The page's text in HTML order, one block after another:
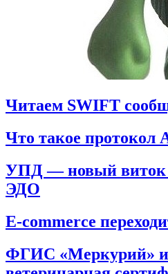
Читаем SWIFT
Что такое протокол
УПД — новый виток
ЭДО
E-commerce
ФГИС «Меркурий» и